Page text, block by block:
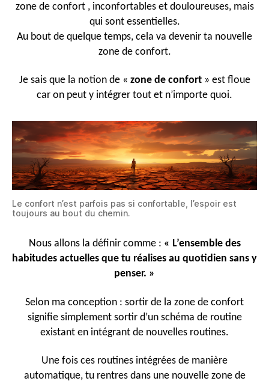
zone de confort , inconfortables et douloureuses, mais
qui sont essentielles.
Au bout de quelque temps, cela va devenir ta nouvelle
zone de confort.
Je sais que la notion de « zone de confort» est floue
car on peut y intégrer tout et n’importe quoi.
Le confort n’est parfois pas si confortable, l’espoir est
toujours au bout du chemin.
Nous allons la définir comme : « L’ensemble des
habitudes actuelles que tu réalises au quotidien sans y
penser. »
Selon ma conception : sortir de la zone de confort
signifie simplement sortir d’un schéma de routine
existant en intégrant de nouvelles routines.
Une fois ces routines intégrées de manière
automatique, tu rentres dans une nouvelle zone de